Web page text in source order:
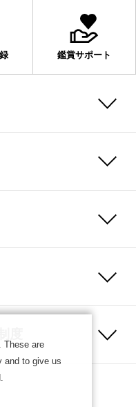
鑑賞サポート
These are
and to give us